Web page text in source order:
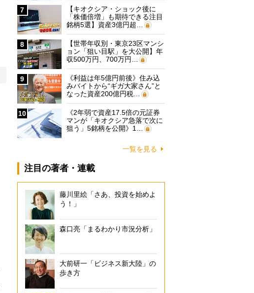
7
【キオクシア・ショック後に
「株価倍増」も期待できる注目
銘柄5選】資産3億円超…
8
【世帯年収別・東京23区マンシ
ョン「狙い目駅」を大公開】年
収500万円、700万円…
9
《利益は年5億円前後》住み込
みバイトから“ギガ大家さん”と
なった資産200億円税…
10
《2年弱で資産17.5倍の元証券
マンが「キオクシア急落で次に
狙う」5銘柄を公開》1…
一覧を見る
注目の著者・連載
藤川里絵「さあ、投資を始めよ
う！」
森口亮「まるわかり市況分析」
大前研一「ビジネス新大陸」の
歩き方